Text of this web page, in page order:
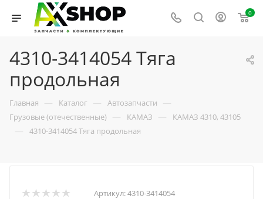
0
4310-3414054 Тяга
продольная
Главная — Каталог — Автозапчасти —
Грузовые (отечественные) — КАМАЗ — КАМАЗ 4310, 43105
— 4310-3414054 Тяга продольная
Артикул:4310-3414054